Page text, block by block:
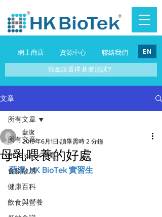
網上商店 資源中心 聯絡我們 EN
我應該選擇甚麼測試?
文章
所有文章
HK BioTek 活動
食物敏感
健康百科
飲食與營養
所有文章
母乳喂養的好處
藍潔
2019年6月1日 讀畢需時 2 分鐘
藍潔, HK BioTek 實習生